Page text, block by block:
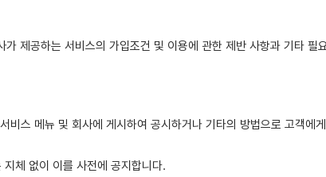
제공하는 서비스의 가입조건 및 이용에 관한 제반 사항과 기타 필
스 메뉴 및 회사에 게시하여 공시하거나 기타의 방법으로 고객에
체 없이 이를 사전에 공지합니다.